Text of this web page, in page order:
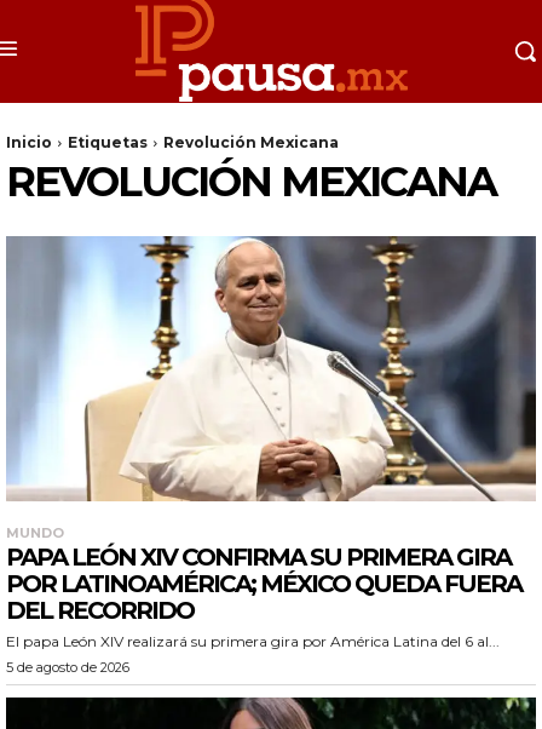
Inicio Etiquetas Revolución Mexicana
REVOLUCIÓN MEXICANA
MUNDO
PAPA LEÓN XIV CONFIRMA SU PRIMERA GIRA
POR LATINOAMÉRICA; MÉXICO QUEDA FUERA
DEL RECORRIDO
El papa León XIV realizará su primera gira por América Latina del 6 al...
5 de agosto de 2026